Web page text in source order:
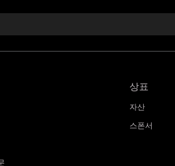
상표
자산
스폰서